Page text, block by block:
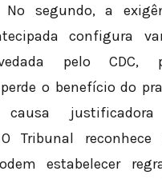
No segundo, a
configura
pelo CDC,
o benefício do
justificadora
Tribunal
estabelecer